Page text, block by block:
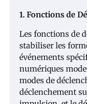
1. Fonctions de
Les fonctions de
stabiliser les
événements
numériques
modes de
déclenchement